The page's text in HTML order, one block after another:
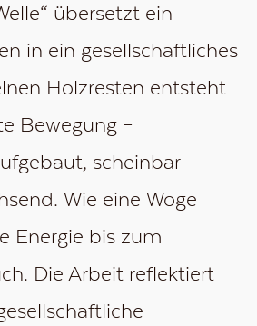
übersetzt ein
in ein gesellschaftliches
Holzresten entsteht
Bewegung –
scheinbar
Wie eine Woge
Energie bis zum
Die Arbeit reflektiert